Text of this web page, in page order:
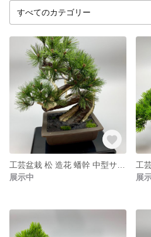
展示中
工
展